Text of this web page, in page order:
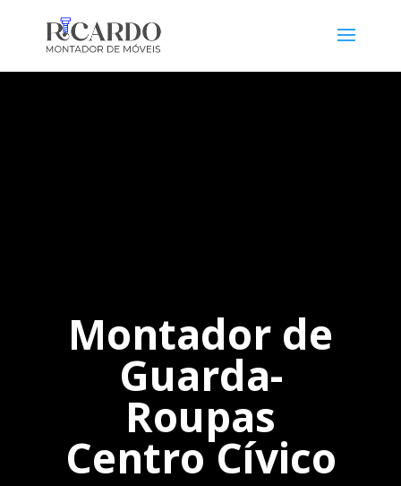
Montador de
Guarda-
Roupas
Centro Cívico